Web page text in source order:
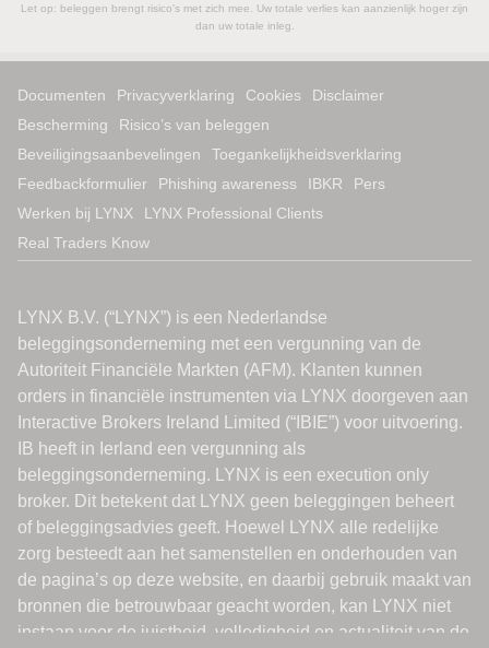
Let op: beleggen brengt risico's met zich mee. Uw totale verlies kan aanzienlijk hoger zijn
dan uw totale inleg.
Documenten Privacyverklaring Cookies
Disclaimer
Bescherming
Risico’s van beleggen
Beveiligingsaanbevelingen
Toegankelijkheidsverklaring
Feedbackformulier
Phishing awareness IBKR
Pers
Werken bij LYNX
LYNX Professional Clients
Real Traders Know